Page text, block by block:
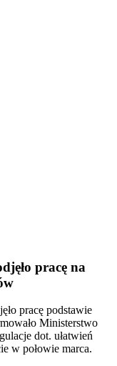
pracę na
pracę podstawie
Ministerstwo
dot. ułatwień
w połowie marca.